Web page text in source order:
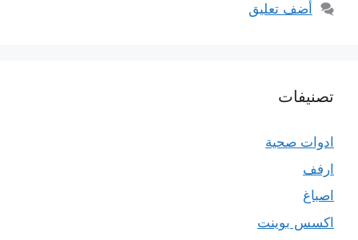
أضف تعليق
تصنيفات
ادوات صحية
ارفف
اصباغ
اكسس بوينت